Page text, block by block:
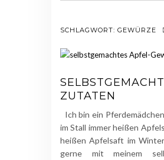
SCHLAGWORT: GEWÜRZE
ZUTATEN
Ich bin ein
im Stall immer heißen
heißen Apfelsaft im
gerne mit meinem